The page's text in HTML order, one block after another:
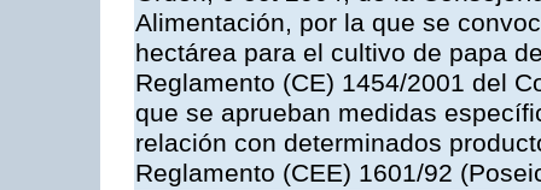
Alimentación, por la que se
hectárea para el cultivo de papa
Reglamento (CE) 1454/2001 del
que se aprueban medidas
relación con determinados
Reglamento (CEE) 1601/92